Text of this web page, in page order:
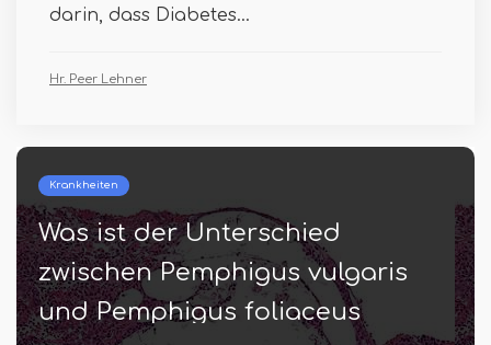
darin, dass Diabetes...
Hr. Peer Lehner
Krankheiten
Was ist der Unterschied
zwischen Pemphigus vulgaris
und Pemphigus foliaceus